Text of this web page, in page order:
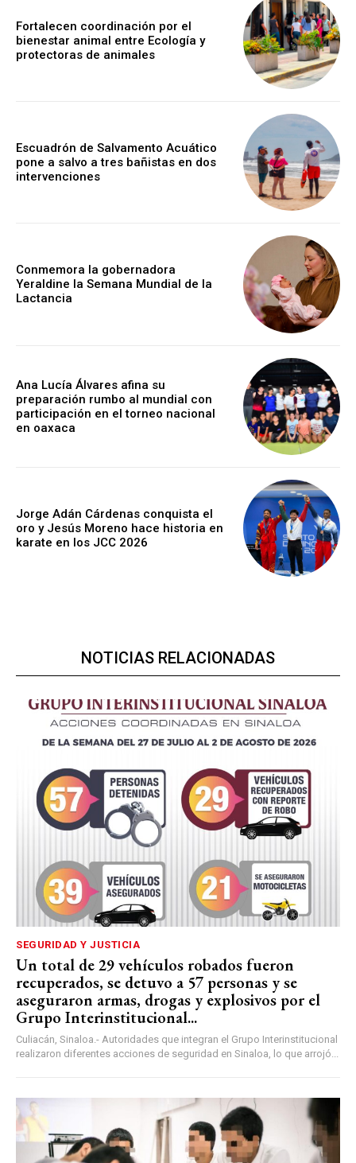
Fortalecen coordinación por el
bienestar animal entre Ecología y
protectoras de animales
Escuadrón de Salvamento Acuático
pone a salvo a tres bañistas en dos
intervenciones
Conmemora la gobernadora
Yeraldine la Semana Mundial de la
Lactancia
Ana Lucía Álvares afina su
preparación rumbo al mundial con
participación en el torneo nacional
en oaxaca
Jorge Adán Cárdenas conquista el
oro y Jesús Moreno hace historia en
karate en los JCC 2026
NOTICIAS RELACIONADAS
SEGURIDAD Y JUSTICIA
Un total de 29 vehículos robados fueron
recuperados, se detuvo a 57 personas y se
aseguraron armas, drogas y explosivos por el
Grupo Interinstitucional...
Culiacán, Sinaloa.- Autoridades que integran el Grupo Interinstitucional
realizaron diferentes acciones de seguridad en Sinaloa, lo que arrojó...